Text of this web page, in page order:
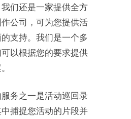
们还是一家提供全方
公司，可为您提供活
支持。我们是一个多
以根据您的要求提供
务之一是活动巡回录
捕捉您活动的片段并